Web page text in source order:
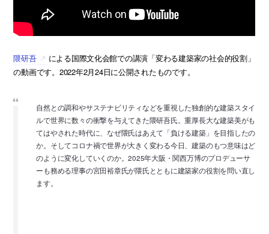
隈研吾
による国際文化会館での講演「変わる建築家の社会的役割」
の動画です。2022年2月24日に公開されたものです。
自然との調和やサステナビリティなどを重視した独創的な建築スタイ
ルで世界に数々の衝撃を与えてきた隈研吾氏。重厚長大な建築美がも
てはやされた時代に、なぜ隈氏はあえて「負ける建築」を目指したの
か。そしてコロナ禍で世界が大きく変わる今日、建築のもつ意味はど
のように変化していくのか。2025年大阪・関西万博のプロデューサ
ーも務める理事の宮田裕章氏が隈氏とともに建築家の役割を問い直し
ます。